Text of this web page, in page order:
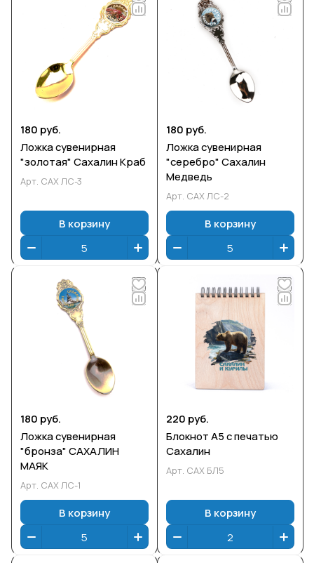
180 руб.
Ложка сувенирная
"золотая" Сахалин Краб
Арт. САХ ЛС-3
В корзину
180 руб.
Ложка сувенирная
"серебро" Сахалин
Медведь
Арт. САХ ЛС-2
В корзину
180 руб.
Ложка сувенирная
"бронза" САХАЛИН
МАЯК
Арт. САХ ЛС-1
В корзину
220 руб.
Блокнот А5 с печатью
Сахалин
Арт. САХ БЛ5
В корзину